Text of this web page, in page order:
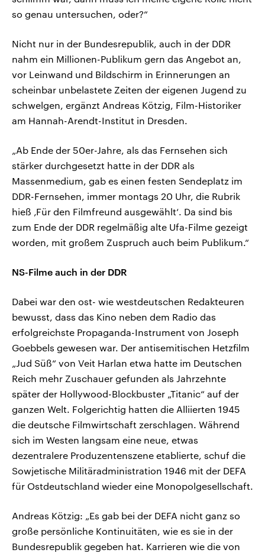
so genau untersuchen, oder?“
Nicht nur in der Bundesrepublik, auch in der DDR
nahm ein Millionen-Publikum gern das Angebot an,
vor Leinwand und Bildschirm in Erinnerungen an
scheinbar unbelastete Zeiten der eigenen Jugend zu
schwelgen, ergänzt Andreas Kötzig, Film-Historiker
am Hannah-Arendt-Institut in Dresden.
„Ab Ende der 50er-Jahre, als das Fernsehen sich
stärker durchgesetzt hatte in der DDR als
Massenmedium, gab es einen festen Sendeplatz im
DDR-Fernsehen, immer montags 20 Uhr, die Rubrik
hieß ‚Für den Filmfreund ausgewählt‘. Da sind bis
zum Ende der DDR regelmäßig alte Ufa-Filme gezeigt
worden, mit großem Zuspruch auch beim Publikum.“
NS-Filme auch in der DDR
Dabei war den ost- wie westdeutschen Redakteuren
bewusst, dass das Kino neben dem Radio das
erfolgreichste Propaganda-Instrument von Joseph
Goebbels gewesen war. Der antisemitischen Hetzfilm
„Jud Süß“ von Veit Harlan etwa hatte im Deutschen
Reich mehr Zuschauer gefunden als Jahrzehnte
später der Hollywood-Blockbuster „Titanic“ auf der
ganzen Welt. Folgerichtig hatten die Alliierten 1945
die deutsche Filmwirtschaft zerschlagen. Während
sich im Westen langsam eine neue, etwas
dezentralere Produzentenszene etablierte, schuf die
Sowjetische Militäradministration 1946 mit der DEFA
für Ostdeutschland wieder eine Monopolgesellschaft.
Andreas Kötzig: „Es gab bei der DEFA nicht ganz so
große persönliche Kontinuitäten, wie es sie in der
Bundesrepublik gegeben hat. Karrieren wie die von